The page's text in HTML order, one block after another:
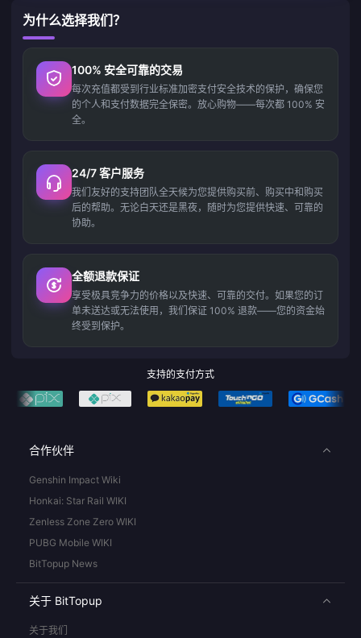
为什么选择我们？
100% 安全可靠的交易
每次充值都受到行业标准加密支付安全技术的保护，确保您
的个人和支付数据完全保密。放心购物——每次都 100% 安
全。
24/7 客户服务
我们友好的支持团队全天候为您提供购买前、购买中和购买
后的帮助。无论白天还是黑夜，随时为您提供快速、可靠的
协助。
全额退款保证
享受极具竞争力的价格以及快速、可靠的交付。如果您的订
单未送达或无法使用，我们保证 100% 退款——您的资金始
终受到保护。
支持的支付方式
合作伙伴
Genshin Impact Wiki
Honkai: Star Rail WIKI
Zenless Zone Zero WIKI
PUBG Mobile WIKI
BitTopup News
关于 BitTopup
关于我们